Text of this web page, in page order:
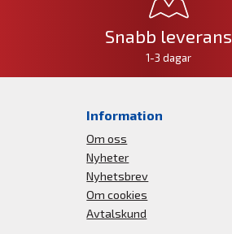
Snabb leverans
1-3 dagar
Information
Om oss
Nyheter
Nyhetsbrev
Om cookies
Avtalskund